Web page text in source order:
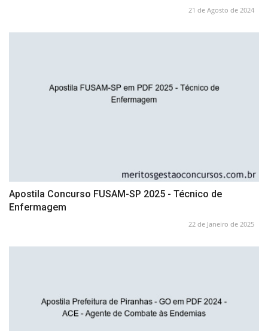
21 de Agosto de 2024
Apostila Concurso FUSAM-SP 2025 - Técnico de
Enfermagem
22 de Janeiro de 2025